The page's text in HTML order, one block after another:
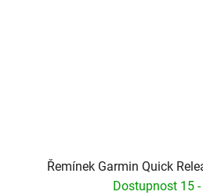
Řemínek Garmin Quick
Dostupnost 15